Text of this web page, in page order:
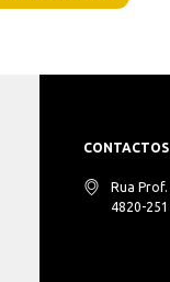
CONTACTOS
Rua
4820-